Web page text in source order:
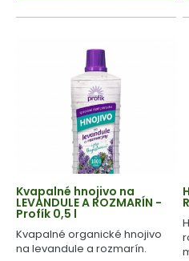
Kvapalné hnojivo na
LEVANDULE A ROZMARÍN -
Profík 0,5 l
Kvapalné organické hnojivo
na levandule a rozmarín.